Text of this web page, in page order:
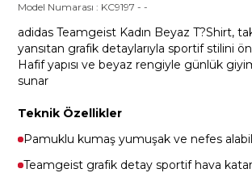
Model Numarası : KC9197 --
adidas Teamgeist Kadın Beyaz T?Shirt,
yansıtan grafik detaylarıyla sportif stilini ön
Hafif yapısı ve beyaz rengiyle günlük
sunar
Teknik Özellikler
Pamuklu kumaş yumuşak ve nefes
Teamgeist grafik detay sportif hava katar